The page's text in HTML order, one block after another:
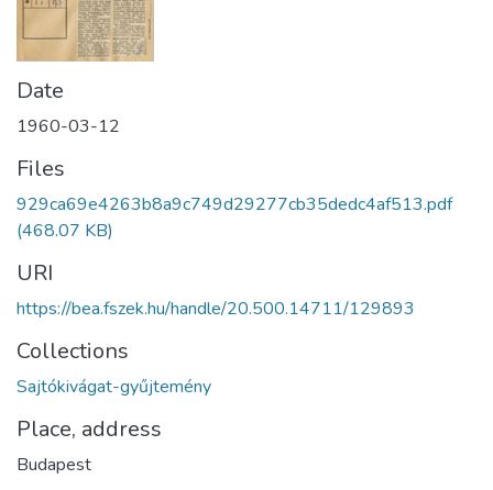
Date
1960-03-12
Files
929ca69e4263b8a9c749d29277cb35dedc4af513.pdf
(468.07 KB)
URI
https://bea.fszek.hu/handle/20.500.14711/129893
Collections
Sajtókivágat-gyűjtemény
Place, address
Budapest